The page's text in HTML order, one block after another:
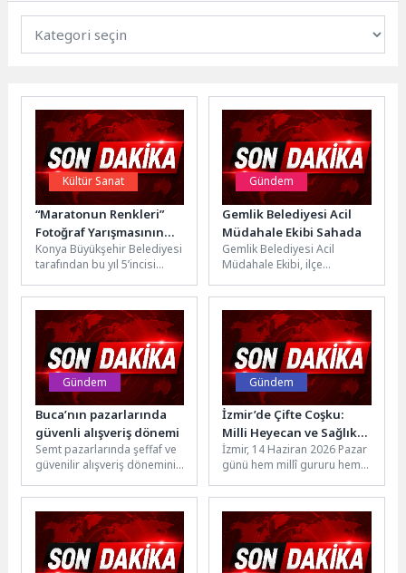
Kültür Sanat
“Maratonun Renkleri”
Fotoğraf Yarışmasının
Kazananları Belli Oldu
Konya Büyükşehir Belediyesi
tarafından bu yıl 5’incisi
Konya Yarı Maratonu
kapsamında düzenlenen
“Maratonun...
Gündem
Gemlik Belediyesi Acil
Müdahale Ekibi Sahada
Gemlik Belediyesi Acil
Müdahale Ekibi, ilçe
noktalarda çalışmalarını
aralıksız sürdürüyor.
Vatandaşlardan gelen...
Gündem
Buca’nın pazarlarında
güvenli alışveriş dönemi
Semt pazarlarında şeffaf ve
güvenilir alışveriş dönemini
tartı kontrol stantları,
vatandaşların alışverişlerini...
Gündem
İzmir’de Çifte Coşku:
Milli Heyecan ve Sağlıklı
Yaşam Buluşması
İzmir, 14 Haziran 2026 Pazar
günü hem millî gururu hem
bir...